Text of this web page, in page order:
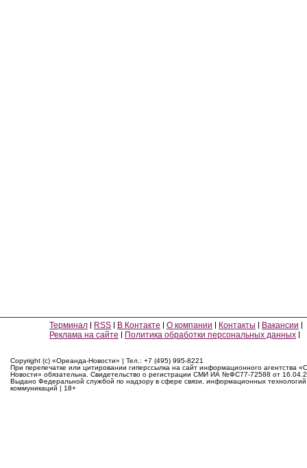
Терминал RSS В Контакте О компании Контакты
Вакансии
Реклама на сайте
Политика обработки персональных данных
Copyright (c) «Ореанда-Новости» | Тел.: +7 (495) 995-8221
При перепечатке или цитировании гиперссылка на сайт информационного агентства
Новости» обязательна. Свидетельство о регистрации СМИ ИА №ФС77-72588 от
Выдано Федеральной службой по надзору в сфере связи, информационных
коммуникаций | 18+